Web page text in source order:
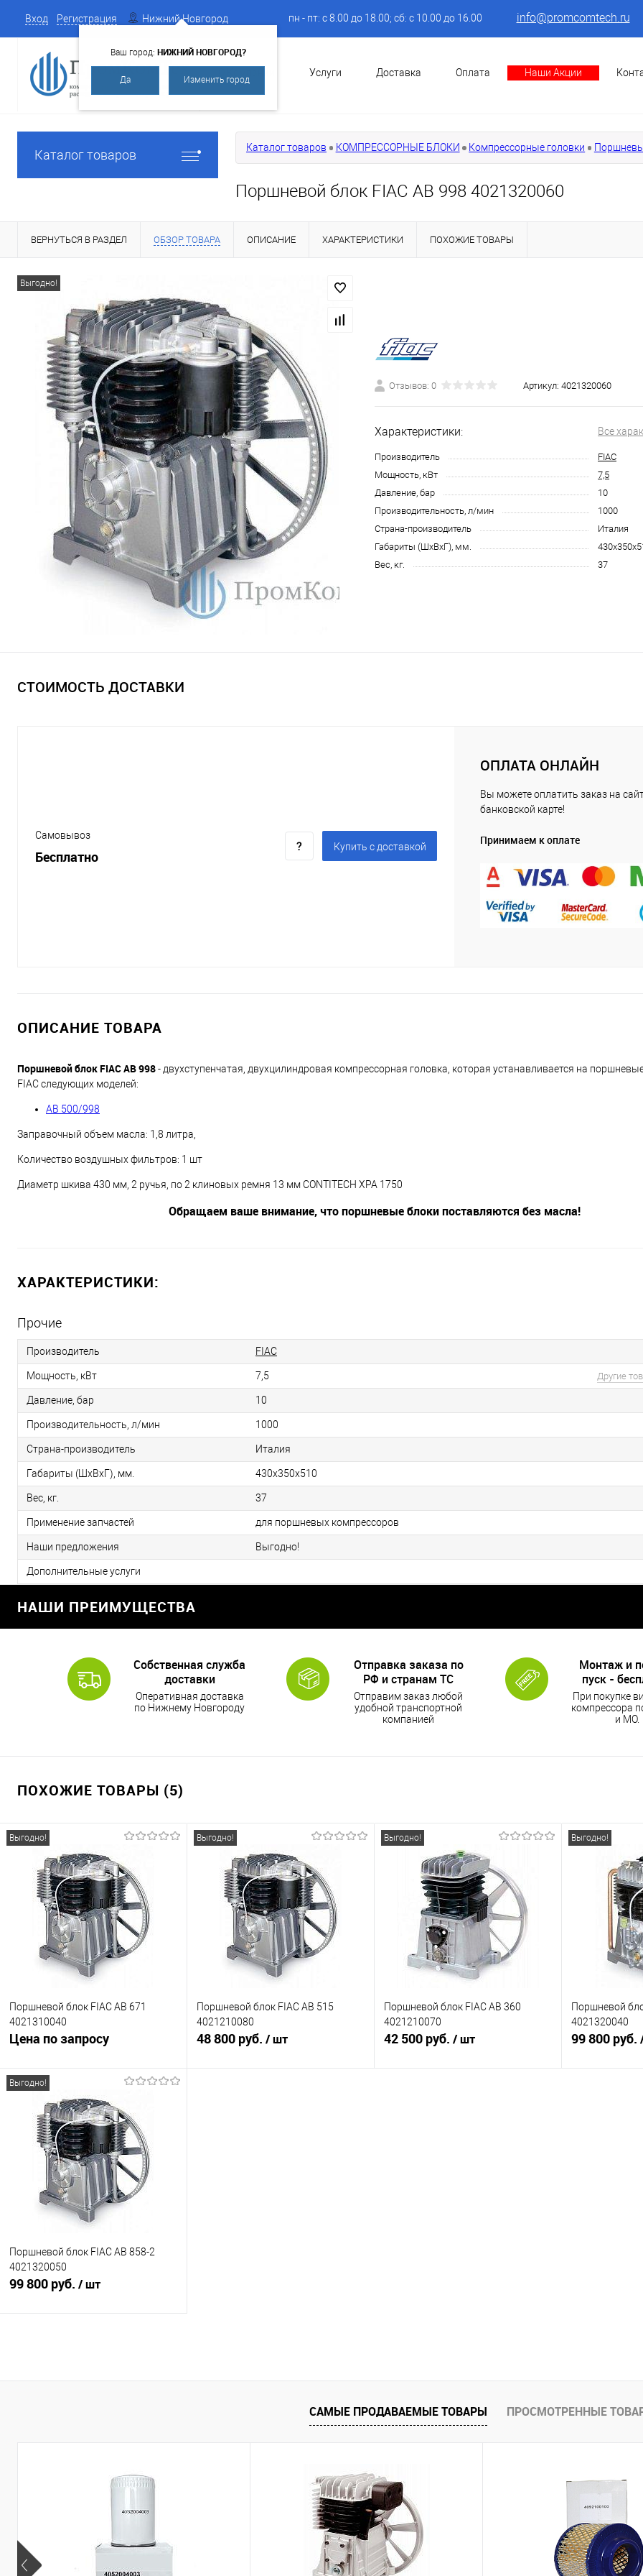
Вход Регистрация Нижний Новгород
Ваш город: НИЖНИЙ НОВГОРОД?
Да Изменить город
пн - пт: с 8.00 до 18.00; сб: с 10.00 до 16.00 info@promcomtech.ru
Услуги Доставка Оплата Наши Акции
Каталог товаров Каталог товаров КОМПРЕССОРНЫЕ БЛОКИ Компрессорные головки
Поршневой блок FIAC AB 998 4021320060
ВЕРНУТЬСЯ В РАЗДЕЛ ОБЗОР ТОВАРА ОПИСАНИЕ ХАРАКТЕРИСТИКИ ПОХОЖИЕ ТОВАРЫ
Выгодно!
Отзывов: 0 Артикул: 4021320060
Характеристики: Все
Производитель
FIAC
Мощность, кВт
7,5
Давление, бар
10
Производительность, л/мин
1000
Страна-производитель
Италия
Габариты (ШхВхГ), мм.
Вес, кг.
37
СТОИМОСТЬ ДОСТАВКИ
Самовывоз
Бесплатно
Купить c доставкой
ОПЛАТА ОНЛАЙН
Вы можете оплатить заказ на
банковской карте!
Принимаем к оплате
ОПИСАНИЕ ТОВАРА
Поршневой блок FIAC AB 998- двухступенчатая, двухцилиндровая компрессорная головка, которая устанавливается на
FIAC следующих моделей:
AB 500/998
Заправочный объем масла: 1,8 литра,
Количество воздушных фильтров: 1 шт
Диаметр шкива 430 мм, 2 ручья, по 2 клиновых ремня 13 мм CONTITECH XPA 1750
Обращаем ваше внимание, что поршневые блоки поставляются без масла!
ХАРАКТЕРИСТИКИ:
Прочие
Производитель FIAC
Мощность, кВт 7,5 Другие
Давление, бар 10
Производительность, л/мин 1000
Страна-производитель Италия
Габариты (ШхВхГ), мм. 430x350x510
Вес, кг. 37
Применение запчастей для поршневых компрессоров
Наши предложения Выгодно!
Дополнительные услуги
НАШИ ПРЕИМУЩЕСТВА
Собственная служба
доставки
Оперативная доставка
по Нижнему Новгороду
Отправка заказа по
РФ и странам ТС
Отправим заказ любой
удобной транспортной
компанией
Монтаж и
пуск -
При покупке
компрессора
и МО.
ПОХОЖИЕ ТОВАРЫ (5)
Выгодно!
Поршневой блок FIAC AB 671
4021310040
Цена по запросу
Запросить цену
Купить в 1 клик
К сравнению
В избранное
Недоступно
Выгодно!
Поршневой блок FIAC AB 515
4021210080
48 800 руб. / шт
Выгодно!
Поршневой блок FIAC AB 360
4021210070
42 500 руб. / шт
Выгодно!
Поршневой
4021320040
99 800 руб.
Выгодно!
Поршневой блок FIAC AB 858-2
4021320050
99 800 руб. / шт
САМЫЕ ПРОДАВАЕМЫЕ ТОВАРЫ ПРОСМОТРЕННЫЕ